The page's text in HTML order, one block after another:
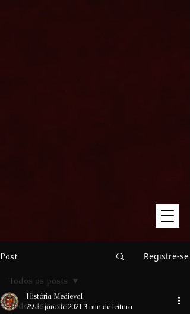
Post Registre-se
Todos os posts
Todos os posts
História Medieval
29 de jan. de 2021 3 min de leitura